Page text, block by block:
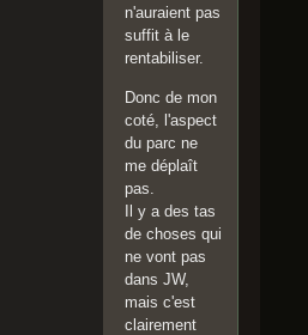
n'auraient pas
suffit à le
rentabiliser.
Donc de mon
coté, l'aspect
du parc ne
me déplaît
pas.
Il y a des tas
de choses qui
ne vont pas
dans JW,
mais c'est
clairement